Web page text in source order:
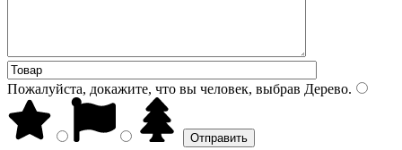
Пожалуйста, докажите, что вы человек, выбрав Дерево.